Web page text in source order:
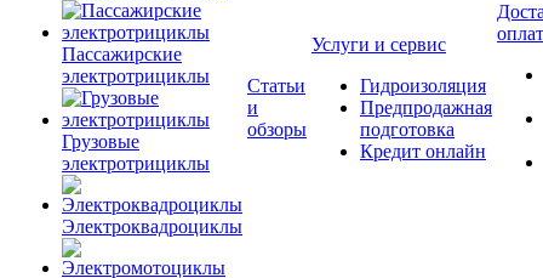
Пассажирские
электротрициклы
Грузовые
электротрициклы
Электроквадроциклы
Статьи
и
обзоры
Услуги и сервис
Гидроизоляция
Предпродажная
подготовка
Кредит онлайн